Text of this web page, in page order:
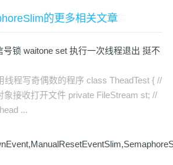
的更多相关文章
号锁 waitone set 执行一次线程退出 挺不
线程写奇偶数的程序 class TheadTest { //
象接收打开文件 private FileStream st; //
...